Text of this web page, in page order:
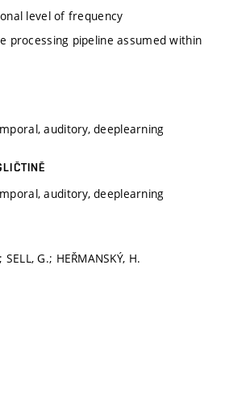
level of frequency
processing pipeline assumed within
auditory, deeplearning
auditory, deeplearning
G.; HEŘMANSKÝ, H.